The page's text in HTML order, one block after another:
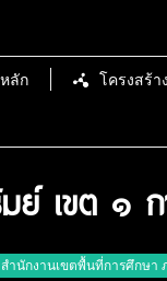
ลัก โครงสร้า
ย์ เขต ๑
สำนักงานเขตพื้นที่การศึกษา